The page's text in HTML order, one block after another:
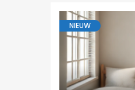
NIEUW